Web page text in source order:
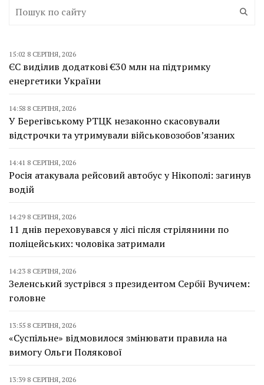
15:02 8 СЕРПНЯ, 2026
ЄС виділив додаткові €30 млн на підтримку
енергетики України
14:58 8 СЕРПНЯ, 2026
У Берегівському РТЦК незаконно скасовували
відстрочки та утримували військовозобов’язаних
14:41 8 СЕРПНЯ, 2026
Росія атакувала рейсовий автобус у Нікополі: загинув
водій
14:29 8 СЕРПНЯ, 2026
11 днів переховувався у лісі після стрілянини по
поліцейських: чоловіка затримали
14:23 8 СЕРПНЯ, 2026
Зеленський зустрівся з президентом Сербії Вучичем:
головне
13:55 8 СЕРПНЯ, 2026
«Суспільне» відмовилося змінювати правила на
вимогу Ольги Полякової
13:39 8 СЕРПНЯ, 2026